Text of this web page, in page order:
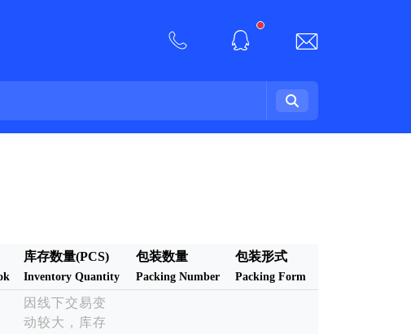
New alerts
库存数量(PCS)
Inventory Quantity
包装数量
Packing Number
包装形式
Packing Form
因线下交易变
动较大，库存